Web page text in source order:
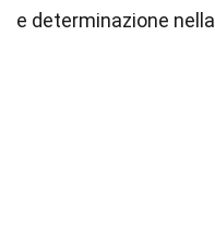
e determinazione nella